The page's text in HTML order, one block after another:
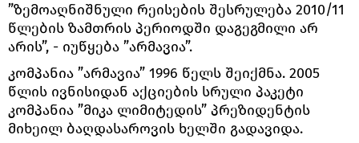
”ზემოაღნიშნული რეისების შესრულება 2010/11
წლების ზამთრის პერიოდში დაგეგმილი არ
არის”, - იუწყება ”არმავია”.
კომპანია ”არმავია” 1996 წელს შეიქმნა. 2005
წლის ივნისიდან აქციების სრული პაკეტი
კომპანია ”მიკა ლიმიტედის” პრეზიდენტის
მიხეილ ბაღდასაროვის ხელში გადავიდა.